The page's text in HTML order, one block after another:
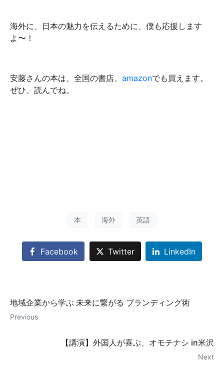
海外に、日本の魅力を伝えるために、僕も応援します
よ〜！
安藤さんの本は、全国の書店、 amazonでも買えます。
ぜひ、読んでね。
本 海外 英語
Facebook Twitter LinkedIn
地域企業から学ぶ 未来に繋がる ブランディング術
Previous
【講演】外国人が喜ぶ、オモテナシ in米沢
Next